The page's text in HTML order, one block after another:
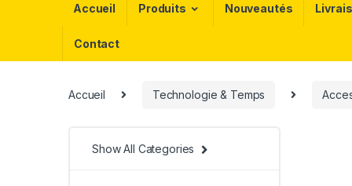
Accueil Produits Nouveautés
Contact
Accueil Technologie & Temps
Show All Categories